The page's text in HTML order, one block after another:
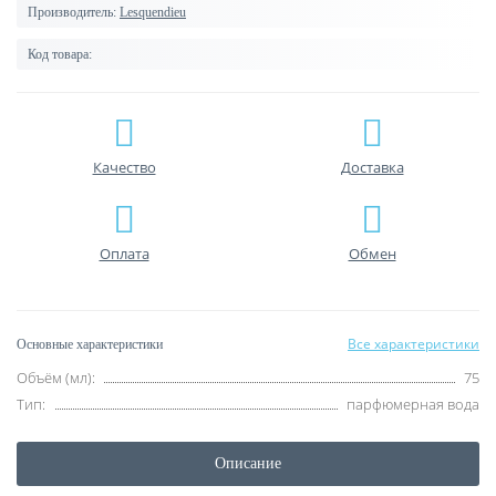
Производитель: Lesquendieu
Код товара:
Качество Доставка
Оплата Обмен
Основные характеристики Все характеристики
Объём (мл):
75
Тип:
парфюмерная вода
Описание